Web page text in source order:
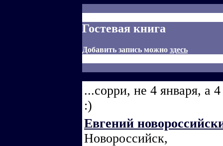
Гостевая книга
Добавить запись можно здесь
...сорри, не 4 января, а
:)
Евгений
Новороссийск,